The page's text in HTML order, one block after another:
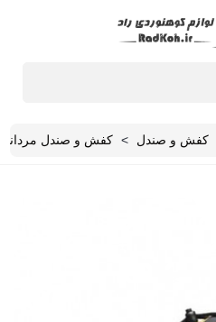
کفش و صندل > کفش و صندل مردانه